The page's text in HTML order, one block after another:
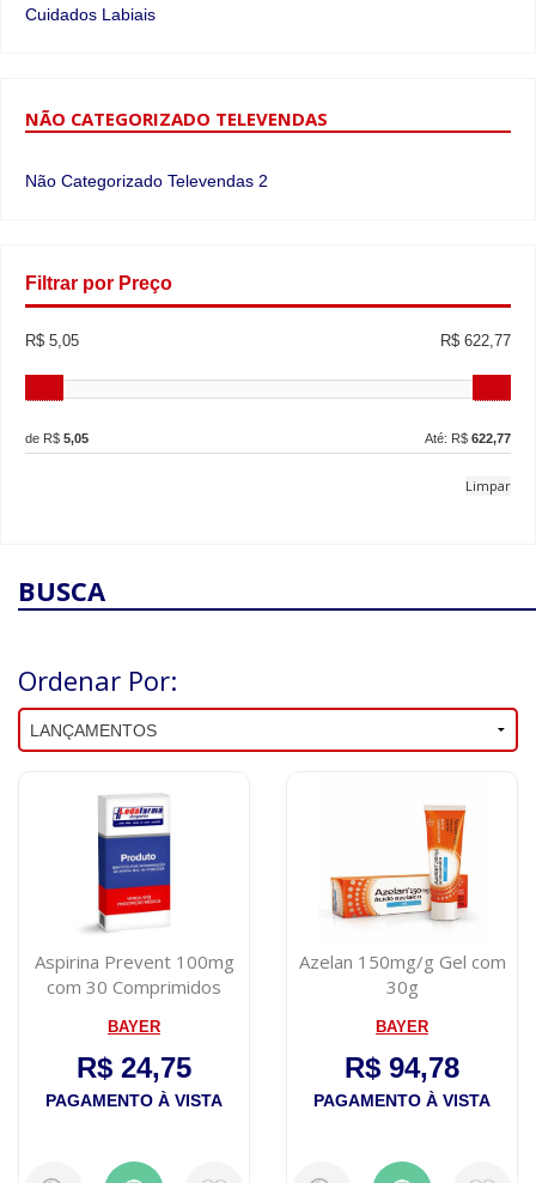
Cuidados Labiais
NÃO CATEGORIZADO TELEVENDAS
Não Categorizado Televendas 2
Filtrar por Preço
R$ 5,05 R$ 622,77
de R$ 5,05 Até: R$ 622,77
Limpar
BUSCA
Ordenar Por:
Aspirina Prevent 100mg
com 30 Comprimidos
BAYER
R$ 24,75
PAGAMENTO À VISTA
Azelan 150mg/g Gel com
30g
BAYER
R$ 94,78
PAGAMENTO À VISTA